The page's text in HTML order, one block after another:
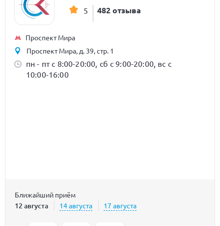
5 482 отзыва
Проспект Мира
Проспект Мира, д. 39, стр. 1
пн - пт с 8:00-20:00, сб с 9:00-20:00, вс с
10:00-16:00
Ближайший приём
12 августа 14 августа 17 августа